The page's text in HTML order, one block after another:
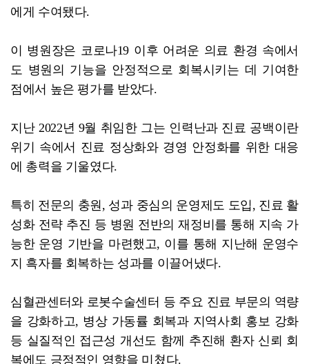
에게 수여됐다.
이 병원장은 코로나19 이후 어려운 의료 환경 속에서
도 병원의 기능을 안정적으로 회복시키는 데 기여한
점에서 높은 평가를 받았다.
지난 2022년 9월 취임한 그는 인력난과 진료 공백이란
위기 속에서 진료 정상화와 경영 안정화를 위한 대응
에 총력을 기울였다.
특히 전문의 충원, 성과 중심의 운영제도 도입, 진료 활
성화 전략 추진 등 병원 전반의 재정비를 통해 지속 가
능한 운영 기반을 마련했고, 이를 통해 지난해 운영수
지 흑자를 회복하는 성과를 이끌어냈다.
심혈관센터와 로봇수술센터 등 주요 진료 부문의 역량
을 강화하고, 병상 가동률 회복과 지역사회 홍보 강화
등 실질적인 접근성 개선도 함께 추진해 환자 신뢰 회
복에도 긍정적인 영향을 미쳤다.